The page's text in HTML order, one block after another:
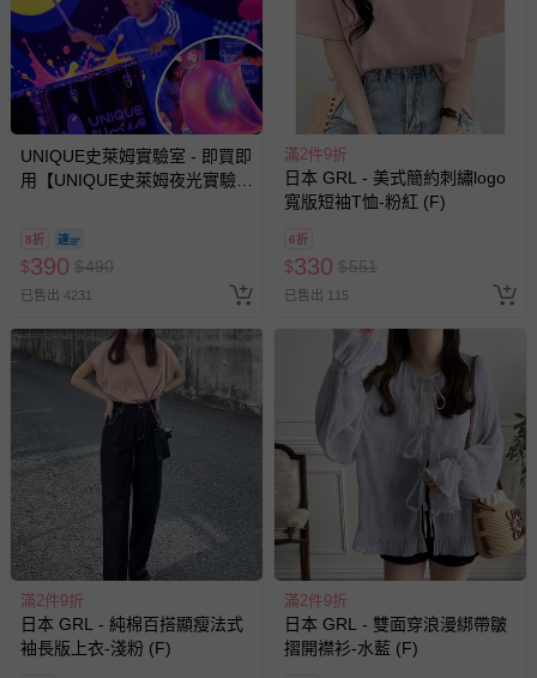
UNIQUE史萊姆實驗室 - 即買即
用【UNIQUE史萊姆夜光實驗室
人小孩均一價(3歲以上需購票))
8折
$390 $490
已售出 4231
滿2件9折
日本 GRL - 美式簡約刺繡logo
寬版短袖T恤-粉紅 (F)
6折
$330 $551
已售出 115
滿2件9折
日本 GRL - 純棉百搭顯瘦法式
袖長版上衣-淺粉 (F)
滿2件9折
日本 GRL - 雙面穿浪漫綁帶皺
摺開襟衫-水藍 (F)